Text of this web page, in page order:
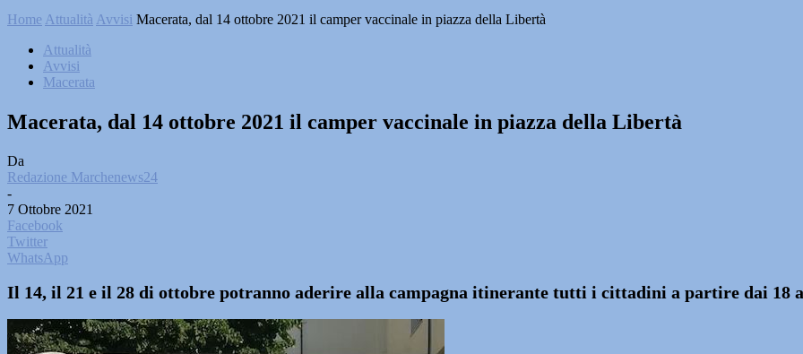
Home Attualità Avvisi Macerata, dal 14 ottobre 2021 il camper vaccinale in piazza della Libertà
Attualità
Avvisi
Macerata
Macerata, dal 14 ottobre 2021 il camper vaccinale in piazza della Libertà
Da
Redazione Marchenews24
-
7 Ottobre 2021
Facebook
Twitter
WhatsApp
Il 14, il 21 e il 28 di ottobre potranno aderire alla campagna itinerante tutti i cittadini a partire dai 18